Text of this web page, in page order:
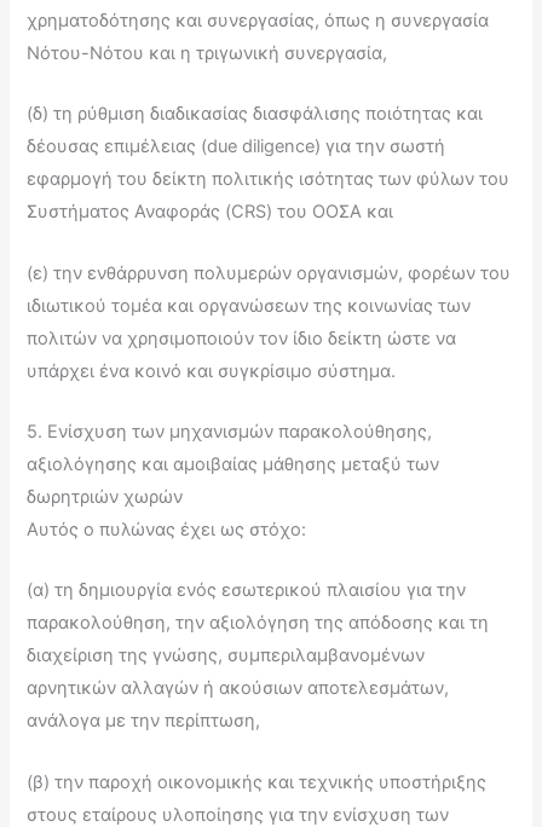
χρηματοδότησης και συνεργασίας, όπως η συνεργασία
Νότου-Νότου και η τριγωνική συνεργασία,
(δ) τη ρύθμιση διαδικασίας διασφάλισης ποιότητας και
δέουσας επιμέλειας (due diligence) για την σωστή
εφαρμογή του δείκτη πολιτικής ισότητας των φύλων του
Συστήματος Αναφοράς (CRS) του ΟΟΣΑ και
(ε) την ενθάρρυνση πολυμερών οργανισμών, φορέων του
ιδιωτικού τομέα και οργανώσεων της κοινωνίας των
πολιτών να χρησιμοποιούν τον ίδιο δείκτη ώστε να
υπάρχει ένα κοινό και συγκρίσιμο σύστημα.
5. Ενίσχυση των μηχανισμών παρακολούθησης,
αξιολόγησης και αμοιβαίας μάθησης μεταξύ των
δωρητριών χωρών
Αυτός ο πυλώνας έχει ως στόχο:
(α) τη δημιουργία ενός εσωτερικού πλαισίου για την
παρακολούθηση, την αξιολόγηση της απόδοσης και τη
διαχείριση της γνώσης, συμπεριλαμβανομένων
αρνητικών αλλαγών ή ακούσιων αποτελεσμάτων,
ανάλογα με την περίπτωση,
(β) την παροχή οικονομικής και τεχνικής υποστήριξης
στους εταίρους υλοποίησης για την ενίσχυση των